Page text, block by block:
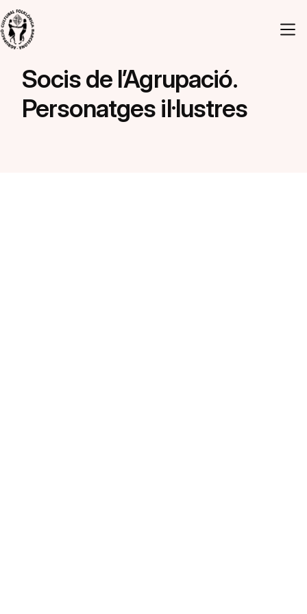
Vés al contingut
Navegació principal
Socis de l’Agrupació.
Personatges il·lustres